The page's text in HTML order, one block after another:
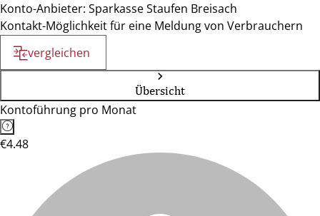
Konto-Anbieter: Sparkasse Staufen Breisach
Kontakt-Möglichkeit für eine Meldung von Verbrauchern
vergleichen
Übersicht
Kontoführung pro Monat
€4.48